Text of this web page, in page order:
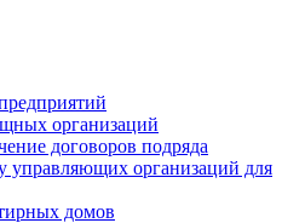
организаций
договоров подряда
управляющих организаций для
домов